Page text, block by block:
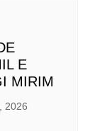
E
MIRIM
2026